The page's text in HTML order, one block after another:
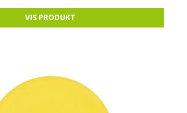
VIS PRODUKT